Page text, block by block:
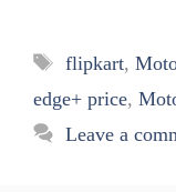
Tags
flipkart,
edge+ price,
Leave a